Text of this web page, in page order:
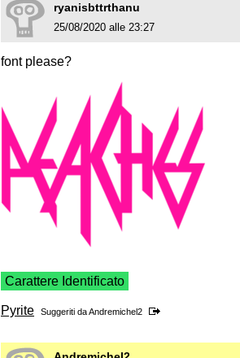
ryanisbttrthanu
25/08/2020 alle 23:27
font please?
Carattere Identificato
Pyrite Suggeriti daAndremichel2